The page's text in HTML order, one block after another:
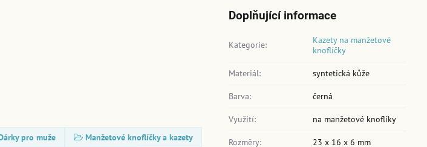
pro muže
Manžetové knoflíčky a kazety
Doplňující informace
Kategorie:
Kazety na manžetové
knoflíčky
Materiál: syntetická kůže
Barva: černá
Využití: na manžetové knoflíky
Rozměry: 23 x 16 x 6 mm